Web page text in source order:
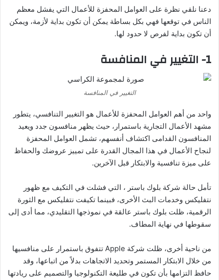
دعنا نلقي نظرة على العوامل المحفزة للأعمال التي يفشل معظم
الناس في توقعها فهي بكل بساطة يمكن أن تكون بداية لأزمة، ويمكن
أن تكون بداية لفرص لا حدود لها.
1- التغيير في المنافسة
التغيير في المنافسة
واحد من أهم العوامل المحفزة للأعمال هو التغيير التنافسي، يتطور
مشهد الأعمال التجارية باستمرار، حيث يظهر منافسون جدد ويعيد
المنافسون القدامى اكتشاف أنفسهم، تشمل العوامل المحفزة
لنجاح الأعمال في هذا المجال القدرة على تمييز عروضك والحفاظ
على ميزة تنافسية والابتكار قبل الآخرين.
تأمل حالة شركة بلوك باستر ، التي فشلت في التكيف مع ظهور
نتفليكس وخدمات البث الأخرى، فبينما تكيفت نتفليكس مع الثورة
الرقمية، ظلت بلوك باستر عالقة في نموذجها التقليدي، مما أدى إلى
سقوطها في نهاية المطاف.
من ناحية أخرى، ظلت شركة Apple تتفوق باستمرار على منافسيها
من خلال الابتكار المستمر وتحديد الاتجاهات بدلاً من اتباعها، وقد
حافظ التزامها بأن تكون في طليعة التكنولوجيا والتصميم على ريادتها